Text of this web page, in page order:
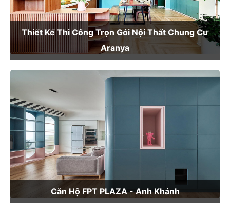
Thiết Kế Thi Công Trọn Gói Nội Thất Chung Cư
Aranya
Căn Hộ FPT PLAZA - Anh Khánh